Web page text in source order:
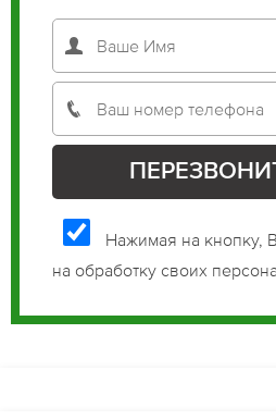
Нажимая на кнопку,
на обработку своих